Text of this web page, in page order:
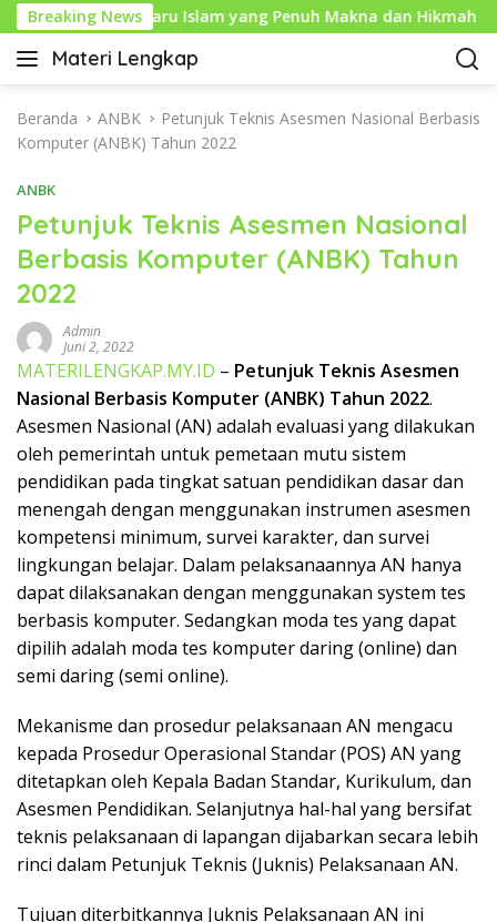
a
Breaking News
Tahun Baru Islam yang Penuh Makna dan Hikmah
Materi Lengkap
I
f
o
e
n
d
i
d
k
a
L
e
n
g
k
a
p
Beranda ANBK
Petunjuk Teknis Asesmen Nasional Berbasis
Komputer (ANBK) Tahun 2022
ANBK
Petunjuk Teknis Asesmen Nasional
Berbasis Komputer (ANBK) Tahun
2022
Admin
Juni 2, 2022
MATERILENGKAP.MY.ID – Petunjuk Teknis Asesmen
Nasional Berbasis Komputer (ANBK) Tahun 2022.
Asesmen Nasional (AN) adalah evaluasi yang dilakukan
oleh pemerintah untuk pemetaan mutu sistem
pendidikan pada tingkat satuan pendidikan dasar dan
menengah dengan menggunakan instrumen asesmen
kompetensi minimum, survei karakter, dan survei
lingkungan belajar. Dalam pelaksanaannya AN hanya
dapat dilaksanakan dengan menggunakan system tes
berbasis komputer. Sedangkan moda tes yang dapat
dipilih adalah moda tes komputer daring (online) dan
semi daring (semi online).
Mekanisme dan prosedur pelaksanaan AN mengacu
kepada Prosedur Operasional Standar (POS) AN yang
ditetapkan oleh Kepala Badan Standar, Kurikulum, dan
Asesmen Pendidikan. Selanjutnya hal-hal yang bersifat
teknis pelaksanaan di lapangan dijabarkan secara lebih
rinci dalam Petunjuk Teknis (Juknis) Pelaksanaan AN.
Tujuan diterbitkannya Juknis Pelaksanaan AN ini